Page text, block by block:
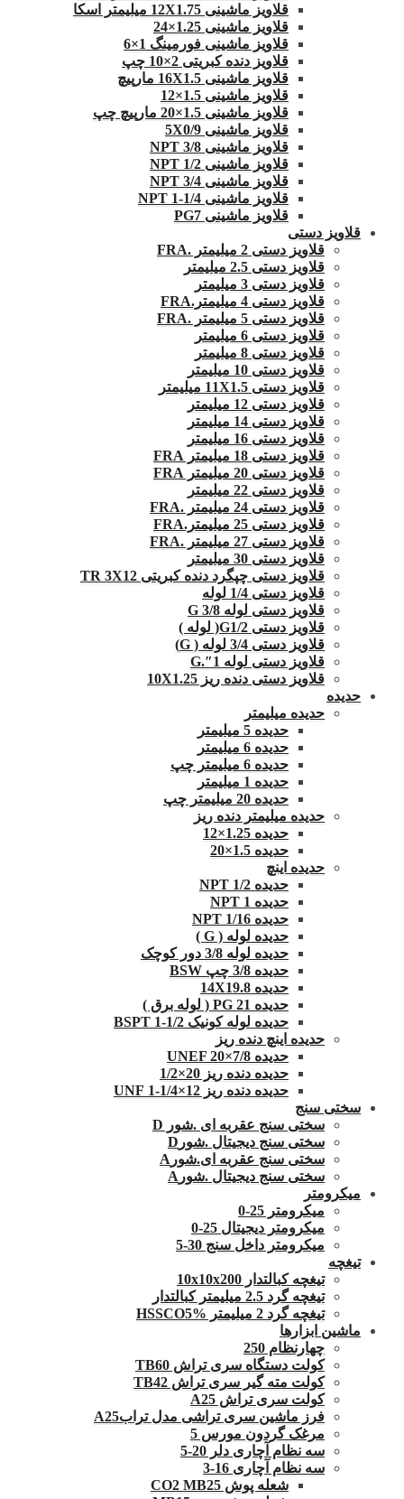
قلاویز ماشینی 12X1.75 میلیمتر اسکا
قلاویز ماشینی 1.25×24
قلاویز ماشینی فورمینگ 1×6
قلاویز دنده کبریتی 2×10 چپ
قلاویز ماشینی 16X1.5 مارپیچ
قلاویز ماشینی 1.5×12
قلاویز ماشینی 1.5×20 مارپیچ چپ
قلاویز ماشینی 5X0/9
قلاویز ماشینی 3/8 NPT
قلاویز ماشینی 1/2 NPT
قلاویز ماشینی 3/4 NPT
قلاویز ماشینی 1/4-1 NPT
قلاویز ماشینی PG7
قلاویز دستی
قلاویز دستی 2 میلیمتر .FRA
قلاویز دستی 2.5 میلیمتر
قلاویز دستی 3 میلیمتر
قلاویز دستی 4 میلیمتر.FRA
قلاویز دستی 5 میلیمتر .FRA
قلاویز دستی 6 میلیمتر
قلاویز دستی 8 میلیمتر
قلاویز دستی 10 میلیمتر
قلاویز دستی 11X1.5 میلیمتر
قلاویز دستی 12 میلیمتر
قلاویز دستی 14 میلیمتر
قلاویز دستی 16 میلیمتر
قلاویز دستی 18 میلیمتر FRA
قلاویز دستی 20 میلیمتر FRA
قلاویز دستی 22 میلیمتر
قلاویز دستی 24 میلیمتر .FRA
قلاویز دستی 25 میلیمتر.FRA
قلاویز دستی 27 میلیمتر .FRA
قلاویز دستی 30 میلیمتر
قلاویز دستی چپگرد دنده کبریتی TR 3X12
قلاویز دستی 1/4 لوله
قلاویز دستی لوله G 3/8
قلاویز دستی G1/2( لوله )
قلاویز دستی 3/4 لوله ( G)
قلاویز دستی لوله 1″.G
قلاویز دستی دنده ریز 10X1.25
حدیده
حدیده میلیمتر
حدیده 5 میلیمتر
حدیده 6 میلیمتر
حدیده 6 میلیمتر چپ
حدیده 1 میلیمتر
حدیده 20 میلیمتر چپ
حدیده میلیمتر دنده ریز
حدیده 1.25×12
حدیده 1.5×20
حدیده اینچ
حدیده 1/2 NPT
حدیده NPT 1
حدیده 1/16 NPT
حدیده لوله ( G )
حدیده لوله 3/8 دور کوچک
حدیده 3/8 چپ BSW
حدیده 14X19.8
حدیده 21 PG ( لوله برق )
حدیده لوله کونیک 1/2-1 BSPT
حدیده اینچ دنده ریز
حدیده UNEF 20×7/8
حدیده دنده ریز 20×1/2
حدیده دنده ریز 12×1/4-1 UNF
سختی سنج
سختی سنج عقربه ای .شور D
سختی سنج دیجیتال .شورD
سختی سنج عقربه ای.شورA
سختی سنج دیجیتال .شورA
میکرومتر
میکرومتر 25-0
میکرومتر دیجیتال 25-0
میکرومتر داخل سنج 30-5
تیغچه
تیغچه کبالتدار 10x10x200
تیغچه گرد 2.5 میلیمتر کبالتدار
تیغچه گرد 2 میلیمتر HSSCO5%
ماشین ابزارها
چهارنظام 250
کولت دستگاه سری تراش TB60
کولت مته گیر سری تراش TB42
کولت سری تراش A25
فرز ماشین سری تراشی مدل ترابA25
مرغک گردون مورس 5
سه نظام آچاری دلر 20-5
سه نظام آچاری 16-3
شعله پوش CO2 MB25